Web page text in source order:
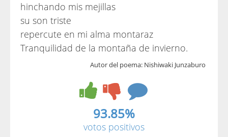
hinchando mis mejillas
su son triste
repercute en mi alma montaraz
Tranquilidad de la montaña de invierno.
Autor del poema: Nishiwaki Junzaburo
93.85%
votos positivos